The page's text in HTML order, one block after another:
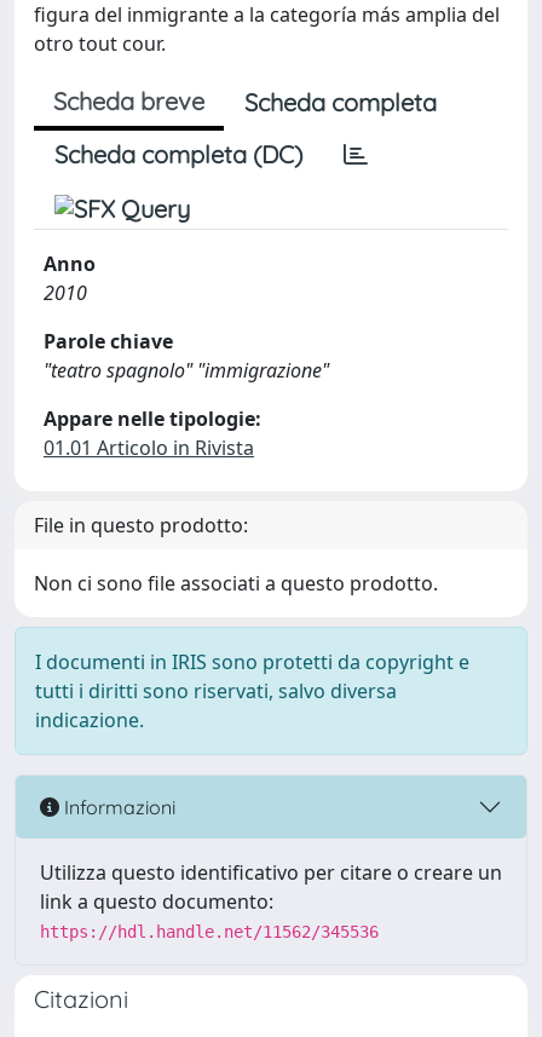
figura del inmigrante a la categoría más amplia del
otro tout cour.
Scheda breve
Scheda completa
Scheda completa (DC)
Anno
2010
Parole chiave
"teatro spagnolo" "immigrazione"
Appare nelle tipologie:
01.01 Articolo in Rivista
File in questo prodotto:
Non ci sono file associati a questo prodotto.
I documenti in IRIS sono protetti da copyright e
tutti i diritti sono riservati, salvo diversa
indicazione.
Informazioni
Utilizza questo identificativo per citare o creare un
link a questo documento:
https://hdl.handle.net/11562/345536
Citazioni